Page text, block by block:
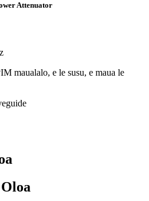
Attenuator
maualalo, e le susu, e maua le